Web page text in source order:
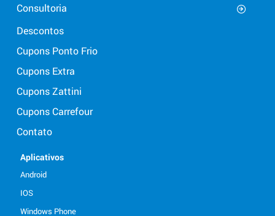
Consultoria
Descontos
Cupons Ponto Frio
Cupons Extra
Cupons Zattini
Cupons Carrefour
Contato
Aplicativos
Android
IOS
Windows Phone